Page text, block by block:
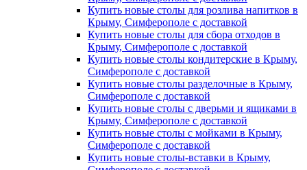
Купить новые столы для розлива напитков в
Крыму, Симферополе с доставкой
Купить новые столы для сбора отходов в
Крыму, Симферополе с доставкой
Купить новые столы кондитерские в Крыму,
Симферополе с доставкой
Купить новые столы разделочные в Крыму,
Симферополе с доставкой
Купить новые столы с дверьми и ящиками в
Крыму, Симферополе с доставкой
Купить новые столы с мойками в Крыму,
Симферополе с доставкой
Купить новые столы-вставки в Крыму,